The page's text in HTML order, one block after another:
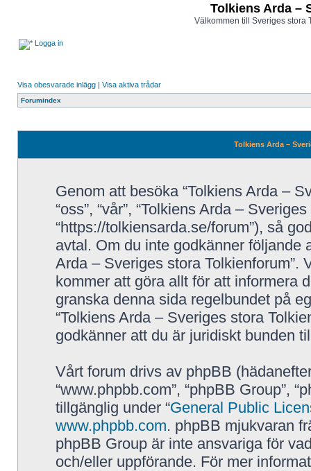
Tolkiens Arda –
Välkommen till Sveriges stora
Logga in
Visa obesvarade inlägg | Visa aktiva trådar
Forumindex
Tolkiens Arda –
Genom att besöka “Tolkiens Arda –
“oss”, “vår”, “Tolkiens Arda –
“https://tolkiensarda.se/forum”), så
avtal. Om du inte godkänner följande
Arda – Sveriges stora Tolkienforum”.
kommer att göra allt för att informera
granska denna sida regelbundet på
“Tolkiens Arda – Sveriges stora
godkänner att du är juridiskt bunden
Vårt forum drivs av phpBB (hädanefter
“www.phpbb.com”, “phpBB Group”,
tillgänglig under “General Public
www.phpbb.com. phpBB mjukvaran
phpBB Group är inte ansvariga för
och/eller uppförande. För mer